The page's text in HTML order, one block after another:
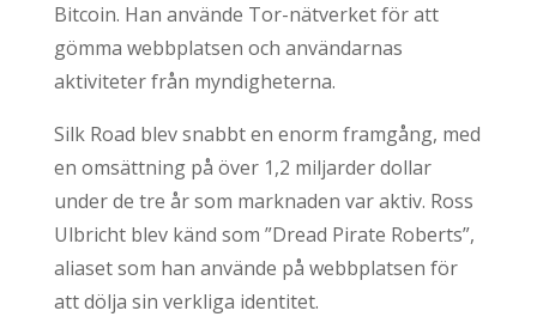
Bitcoin. Han använde Tor-nätverket för att
gömma webbplatsen och användarnas
aktiviteter från myndigheterna.
Silk Road blev snabbt en enorm framgång, med
en omsättning på över 1,2 miljarder dollar
under de tre år som marknaden var aktiv. Ross
Ulbricht blev känd som ”Dread Pirate Roberts”,
aliaset som han använde på webbplatsen för
att dölja sin verkliga identitet.